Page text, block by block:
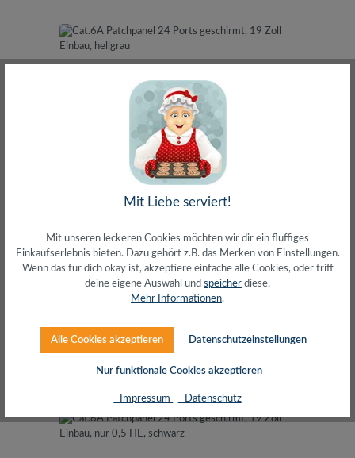
Cat.6A Patchpanel 24 Ports geschirmt, 19 Zoll
Regulärer Preis:
56,84 €
Mit Liebe serviert!
Mit unseren leckeren Cookies möchten wir dir ein fluffiges
Einkaufserlebnis bieten. Dazu gehört z.B. das Merken von Einstellungen.
Wenn das für dich okay ist, akzeptiere einfache alle Cookies, oder triff
deine eigene Auswahl und speicher diese.
Mehr Informationen.
Alle Cookies akzeptieren Datenschutzeinstellungen
Nur funktionale Cookies akzeptieren
- Impressum - Datenschutz